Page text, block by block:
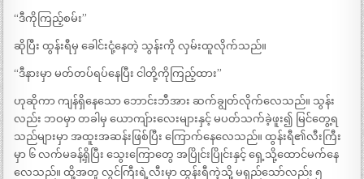
“ဒီကိုကြည့်စမ်း”
ဆိုပြီး ထွန်းရီမှ ခေါင်းငုံ့နေတဲ့ သွန်းကို လှမ်းထူလိုက်သည်။
“ဒီနားမှာ မတ်တပ်ရပ်နေပြီး ငါတို့ကိုကြည့်ထား”
ဟုဆိုကာ ကျန်ရှိနေသော ဘောင်းဘီအား ဆက်ချွတ်လိုက်လေသည်။ သွန်း
လည်း ဘဝမှာ တခါမှ ယောကျ်ားလေးများနှင့် မပတ်သက်ခဲ့ဖူး၍ မြင်တွေ့ရ
သည်များမှာ အထူးအဆန်းဖြစ်ပြီး ကြောက်နေလေသည်။ ထွန်းရီ၏လီးကြီး
မှာ ၆ လက်မခန့်ရှိပြီး သွေးကြောတွေ အပြိုင်းပြိုင်းနှင့် ရှေ့သို့ထောင်မက်နေ
လေသည်။ ထို့အတူ လွင်ကြီးရဲ့လီးမှာ ထွန်းရီကဲ့သို့ မရှည်သော်လည်း ၅